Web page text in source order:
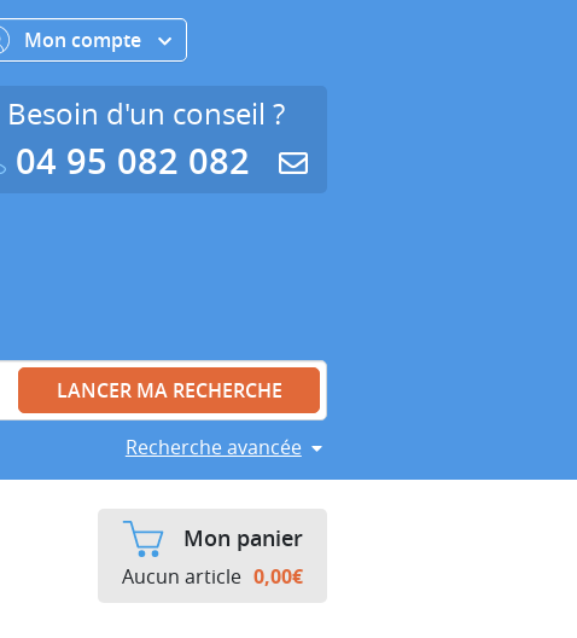
Recherche avancée
Mon compte
Besoin d'un conseil ?
04 95 082 082
Mon panier
Aucun article 0,00€